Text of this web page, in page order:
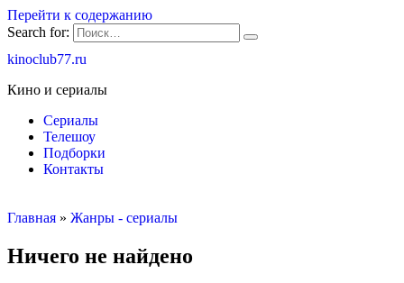
Перейти к содержанию
Search for:
kinoclub77.ru
Кино и сериалы
Сериалы
Телешоу
Подборки
Контакты
Главная » Жанры - сериалы
Ничего не найдено